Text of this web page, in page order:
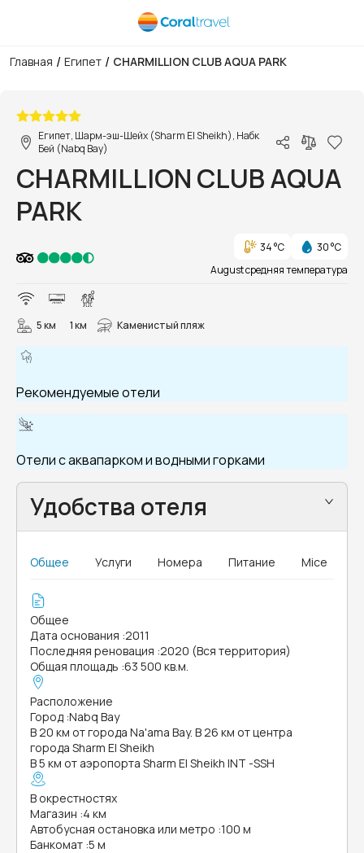
Главная / Египет / CHARMILLION CLUB AQUA PARK
Египет, Шарм-эш-Шейх (Sharm El Sheikh), Набк
Бей (Nabq Bay)
CHARMILLION CLUB AQUA
PARK
34 °C
30 °C
August средняя температура
5 км 1 км Каменистый пляж
Рекомендуемые отели
Отели с аквапарком и водными горками
Удобства отеля
Общее Услуги Номера Питание Mice
Общее
Дата основания :2011
Последняя реновация :2020 (Вся территория)
Общая площадь :63 500 кв.м.
Расположение
Город :Nabq Bay
В 20 км от города Na'ama Bay. В 26 км от центра
города Sharm El Sheikh
В 5 км от аэропорта Sharm El Sheikh INT -SSH
В окрестностях
Магазин :4 км
Автобусная остановка или метро :100 м
Банкомат :5 м